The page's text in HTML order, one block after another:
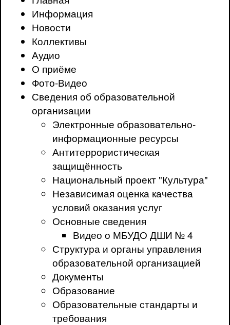
Информация
Новости
Коллективы
Аудио
О приёме
Фото-Видео
Сведения об образовательной
организации
Электронные образовательно-
информационные ресурсы
Антитеррористическая
защищённость
Национальный проект "Культура"
Независимая оценка качества
условий оказания услуг
Основные сведения
Видео о МБУДО ДШИ № 4
Структура и органы управления
образовательной организацией
Документы
Образование
Образовательные стандарты и
требования